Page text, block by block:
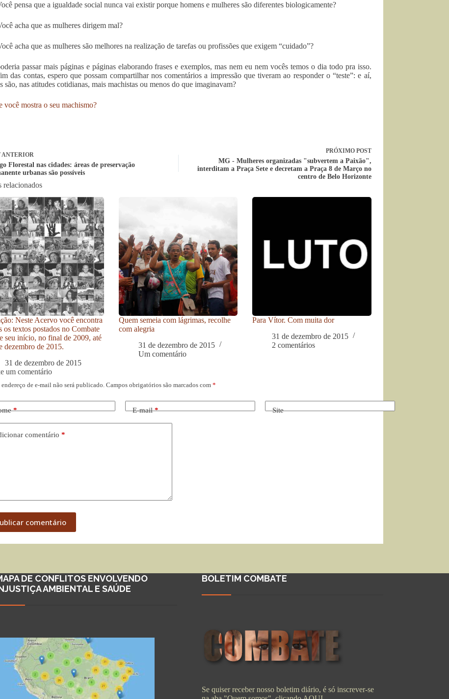
pensa que a igualdade social nunca vai existir porque homens e mulheres são diferentes biologicamente?
acha que as mulheres dirigem mal?
acha que as mulheres são melhores na realização de tarefas ou profissões que exigem “cuidado”?
passar mais páginas e páginas elaborando frases e exemplos, mas nem eu nem vocês temos o dia todo pra isso.
das contas, espero que possam compartilhar nos comentários a impressão que tiveram ao responder o “teste”: e aí,
são, nas atitudes cotidianas, mais machistas ou menos do que imaginavam?
você mostra o seu machismo?
ANTERIOR
Florestal nas cidades: áreas de preservação
urbanas são possíveis
PRÓXIMO POST
MG - Mulheres organizadas "subvertem a Paixão",
interditam a Praça Sete e decretam a Praça 8 de Março no
centro de Belo Horizonte
relacionados
Neste Acervo você encontra
os textos postados no Combate
seu início, no final de 2009, até
dezembro de 2015.
31 de dezembro de 2015
Quem semeia com lágrimas, recolhe
com alegria
31 de dezembro de 2015
Um comentário
Para Vítor. Com muita dor
31 de dezembro de 2015
2 comentários
um comentário
endereço de e-mail não será publicado. Campos obrigatórios são marcados com *
* E-mail* Site
comentário *
comentário
DE CONFLITOS ENVOLVENDO
AMBIENTAL E SAÚDE
BOLETIM COMBATE
Se quiser receber nosso boletim diário, é só inscrever-se